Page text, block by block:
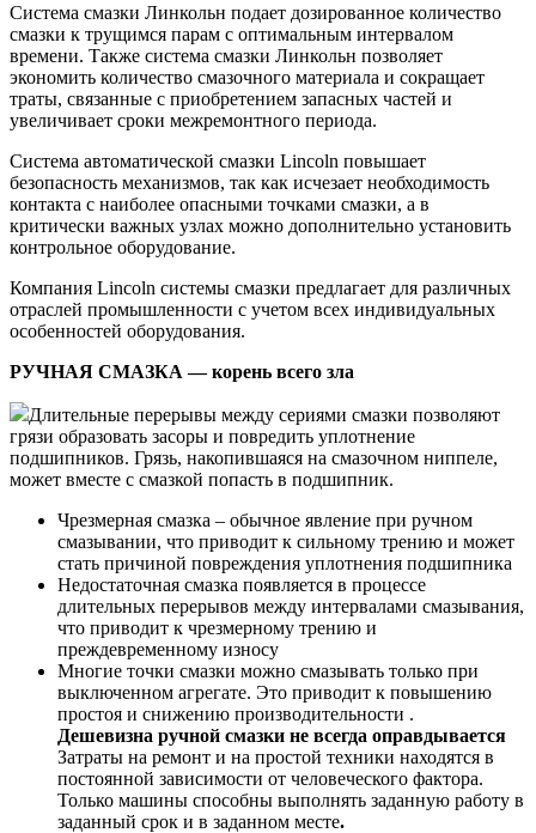
Система смазки Линкольн подает дозированное количество
смазки к трущимся парам с оптимальным интервалом
времени. Также система смазки Линкольн позволяет
экономить количество смазочного материала и сокращает
траты, связанные с приобретением запасных частей и
увеличивает сроки межремонтного периода.
Система автоматической смазки Lincoln повышает
безопасность механизмов, так как исчезает необходимость
контакта с наиболее опасными точками смазки, а в
критически важных узлах можно дополнительно установить
контрольное оборудование.
Компания Lincoln системы смазки предлагает для различных
отраслей промышленности с учетом всех индивидуальных
особенностей оборудования.
РУЧНАЯ СМАЗКА — корень всего зла
Длительные перерывы между сериями смазки позволяют
грязи образовать засоры и повредить уплотнение
подшипников. Грязь, накопившаяся на смазочном ниппеле,
может вместе с смазкой попасть в подшипник.
Чрезмерная смазка – обычное явление при ручном
смазывании, что приводит к сильному трению и может
стать причиной повреждения уплотнения подшипника
Недостаточная смазка появляется в процессе
длительных перерывов между интервалами смазывания,
что приводит к чрезмерному трению и
преждевременному износу
Многие точки смазки можно смазывать только при
выключенном агрегате. Это приводит к повышению
простоя и снижению производительности .
Дешевизна ручной смазки не всегда оправдывается
Затраты на ремонт и на простой техники находятся в
постоянной зависимости от человеческого фактора.
Только машины способны выполнять заданную работу в
заданный срок и в заданном месте.